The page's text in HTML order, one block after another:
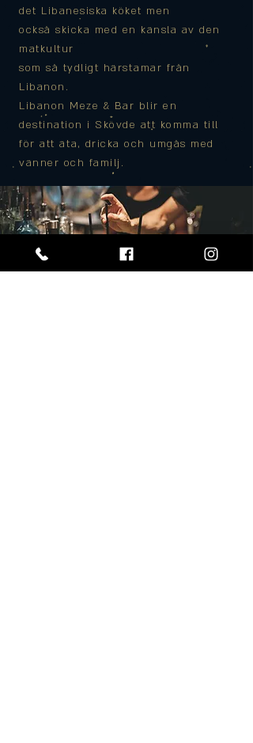
det Libanesiska köket men
också skicka med en känsla av den
matkultur
som så tydligt härstamar från
Libanon.
Libanon Meze & Bar blir en
destination i Skövde att komma till
för att äta, dricka och umgås med
vänner och familj.